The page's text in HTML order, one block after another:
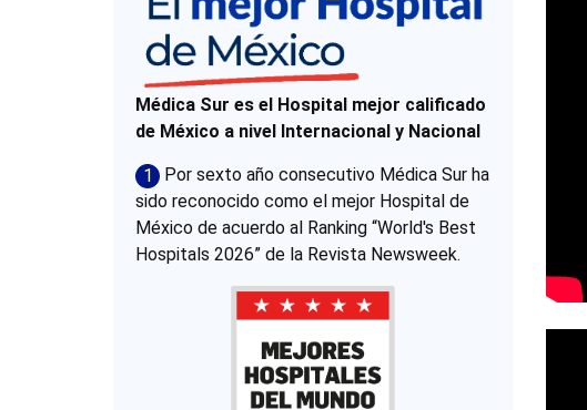
Médica Sur es el Hospital mejor calificado
de México a nivel Internacional y Nacional
1
Por sexto año consecutivo Médica Sur ha
sido reconocido como el mejor Hospital de
México de acuerdo al Ranking “World's Best
Hospitals 2026” de la Revista Newsweek.